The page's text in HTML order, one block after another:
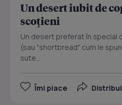
Un desert iubit de
scoţieni
Un desert preferat în special
(sau "shortbread" cum le
sute...
Îmi place